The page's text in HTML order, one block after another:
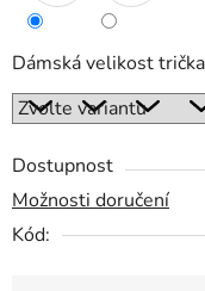
Dámská velikost
Dostupnost
Možnosti doručení
Kód: